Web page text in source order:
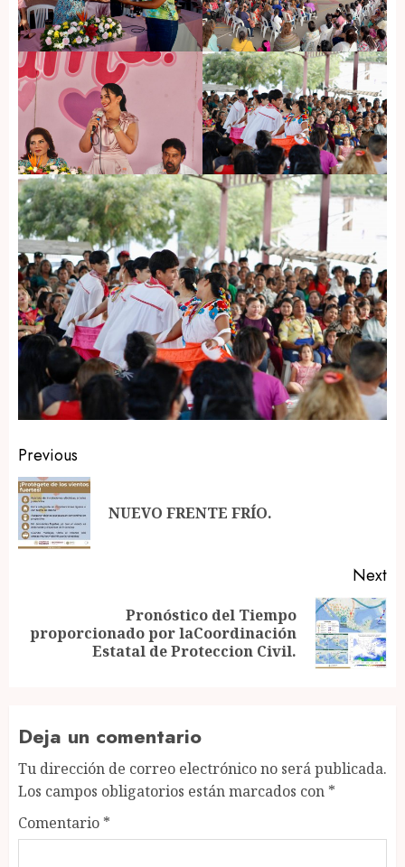
Post
navigation
Previous
NUEVO FRENTE FRÍO.
Next
Next
Pronóstico del Tiempo
proporcionado por laCoordinación
Estatal de Proteccion Civil.
Deja un comentario
Tu dirección de correo electrónico no será publicada.
Los campos obligatorios están marcados con *
Comentario *